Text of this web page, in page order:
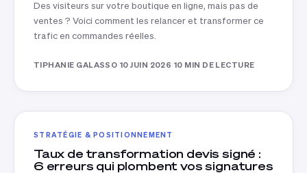
Des visiteurs sur votre boutique en ligne, mais pas de
ventes ? Voici comment les relancer et transformer ce
trafic en commandes réelles.
TIPHANIE GALASSO·10 JUIN 2026·10 MIN DE LECTURE
STRATÉGIE & POSITIONNEMENT
Taux de transformation devis signé :
6 erreurs qui plombent vos signatures